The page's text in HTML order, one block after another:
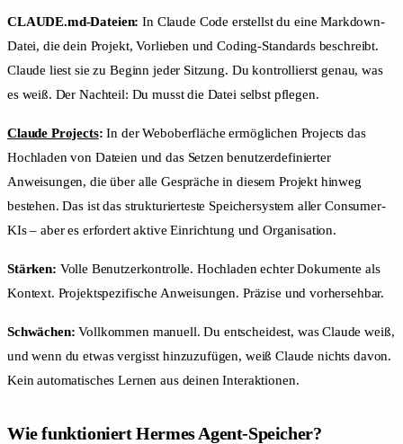
CLAUDE.md-Dateien: In Claude Code erstellst du eine Markdown-
Datei, die dein Projekt, Vorlieben und Coding-Standards beschreibt.
Claude liest sie zu Beginn jeder Sitzung. Du kontrollierst genau, was
es weiß. Der Nachteil: Du musst die Datei selbst pflegen.
Claude Projects: In der Weboberfläche ermöglichen Projects das
Hochladen von Dateien und das Setzen benutzerdefinierter
Anweisungen, die über alle Gespräche in diesem Projekt hinweg
bestehen. Das ist das strukturierteste Speichersystem aller Consumer-
KIs – aber es erfordert aktive Einrichtung und Organisation.
Stärken: Volle Benutzerkontrolle. Hochladen echter Dokumente als
Kontext. Projektspezifische Anweisungen. Präzise und vorhersehbar.
Schwächen: Vollkommen manuell. Du entscheidest, was Claude weiß,
und wenn du etwas vergisst hinzuzufügen, weiß Claude nichts davon.
Kein automatisches Lernen aus deinen Interaktionen.
Wie funktioniert Hermes Agent-Speicher?